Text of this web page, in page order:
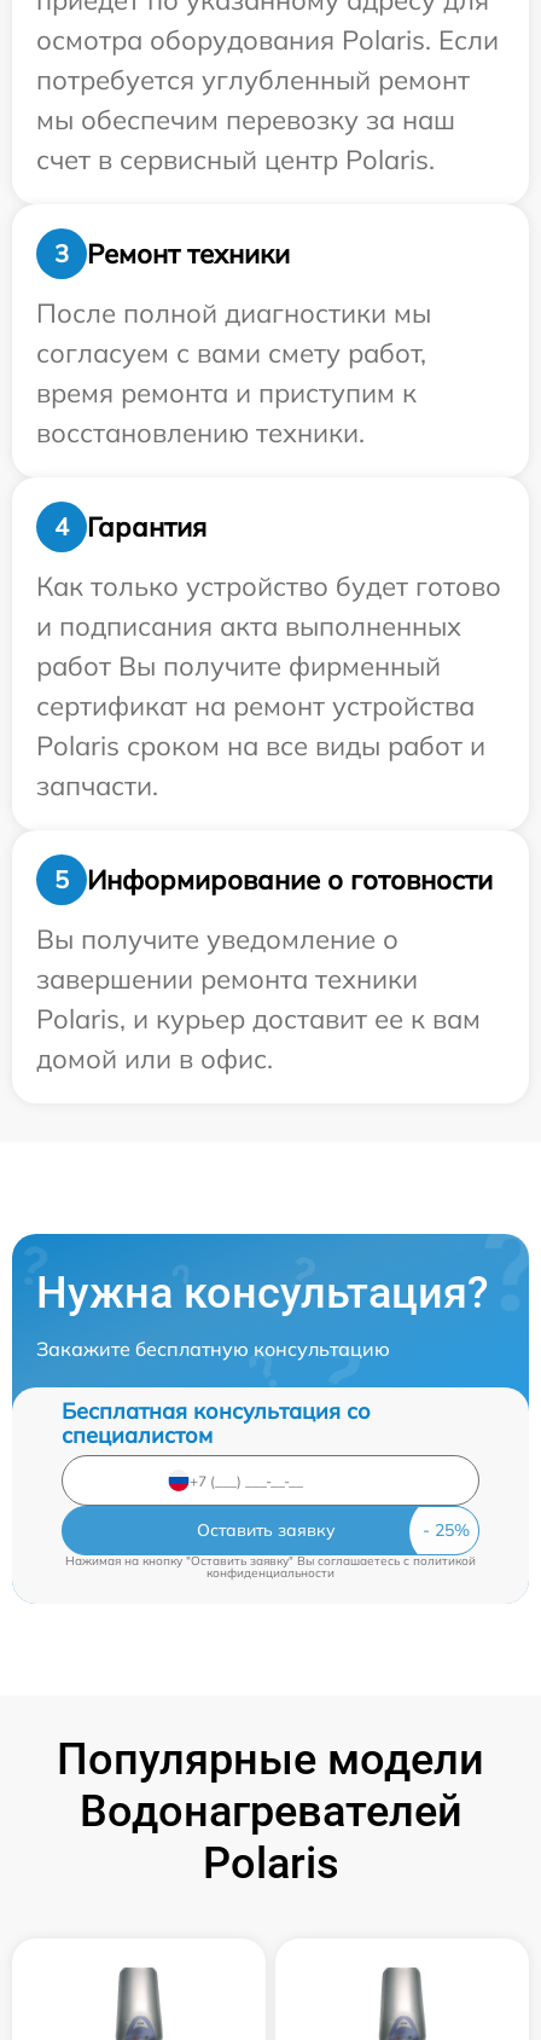
осмотра оборудования Polaris. Если
потребуется углубленный ремонт
мы обеспечим перевозку за наш
счет в сервисный центр Polaris.
3
Ремонт техники
После полной диагностики мы
согласуем с вами смету работ,
время ремонта и приступим к
восстановлению техники.
4
Гарантия
Как только устройство будет готово
и подписания акта выполненных
работ Вы получите фирменный
сертификат на ремонт устройства
Polaris сроком на все виды работ и
запчасти.
5
Информирование о готовности
Вы получите уведомление о
завершении ремонта техники
Polaris, и курьер доставит ее к вам
домой или в офис.
Нужна консультация?
Закажите бесплатную консультацию
Бесплатная консультация со
специалистом
Оставить заявку
Нажимая на кнопку "Оставить заявку" Вы соглашаетесь cполитикой
конфиденциальности
Популярные модели
Водонагревателей
Polaris